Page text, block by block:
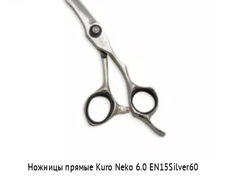
Ножницы прямые Kuro Neko 6.0 EN15Silver60